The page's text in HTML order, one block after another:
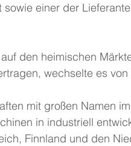
einer der
den heimischen
wechselte es
mit großen Namen
in industriell
Finnland und den